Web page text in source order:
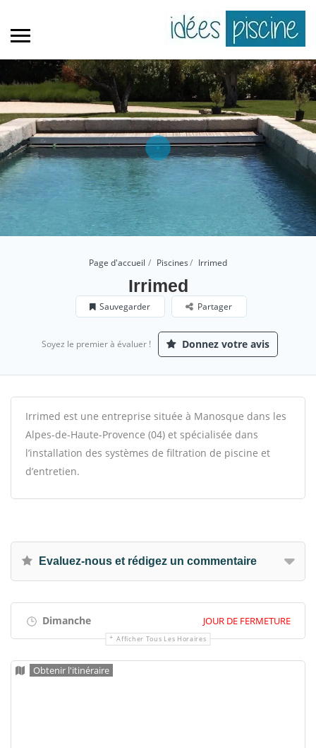
Page d'accueil Piscines Irrimed
Irrimed
Sauvegarder Partager
Soyez le premier à évaluer ! Donnez votre avis
Irrimed est une entreprise située à Manosque dans les
Alpes-de-Haute-Provence (04) et spécialisée dans
l’installation des systèmes de filtration de piscine et
d’entretien.
Evaluez-nous et rédigez un commentaire
Dimanche JOUR DE FERMETURE
Afficher Tous Les Horaires
Obtenir l'itinéraire